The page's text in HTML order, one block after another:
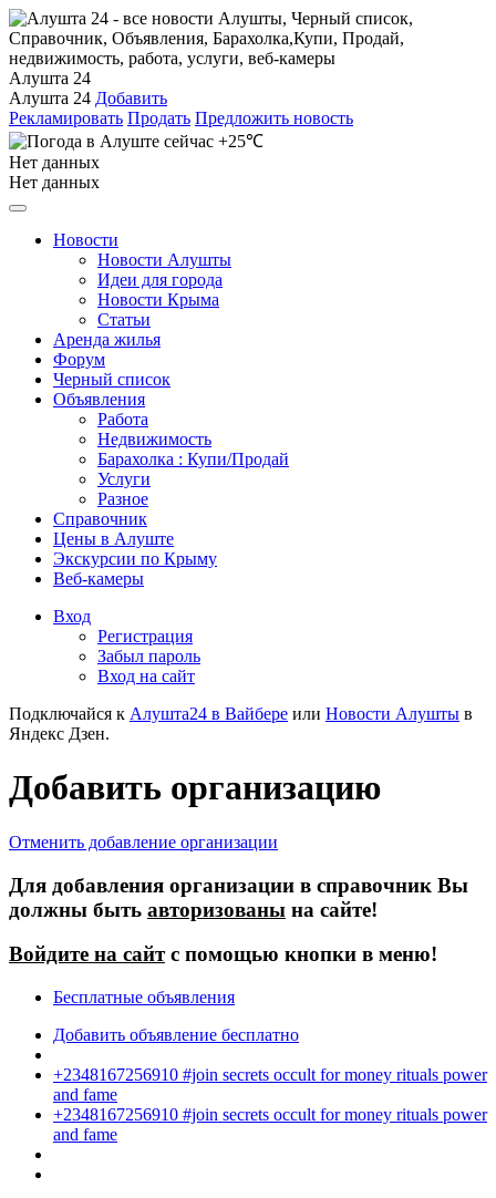
Алушта 24
Алушта 24 Добавить
Рекламировать Продать Предложить новость
+25℃
Нет данных
Нет данных
Новости
Новости Алушты
Идеи для города
Новости Крыма
Статьи
Аренда жилья
Форум
Черный список
Объявления
Работа
Недвижимость
Барахолка : Купи/Продай
Услуги
Разное
Справочник
Цены в Алуште
Экскурсии по Крыму
Веб-камеры
Вход
Регистрация
Забыл пароль
Вход на сайт
Подключайся к Алушта24 в Вайбере или Новости Алушты в
Яндекс Дзен.
Добавить организацию
Отменить добавление организации
Для добавления организации в справочник Вы
должны быть авторизованы на сайте!
Войдите на сайтc помощью кнопки в меню!
Бесплатные объявления
Добавить объявление бесплатно
+2348167256910 #join secrets occult for money rituals power
and fame
+2348167256910 #join secrets occult for money rituals power
and fame